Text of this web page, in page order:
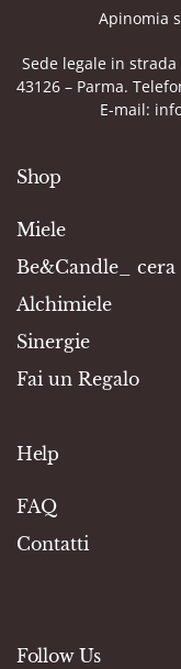
Apinomia
Sede legale in strada
43126 – Parma.
E-mail:
Shop
Miele
Be&Candle_ cera
Alchimiele
Sinergie
Fai un Regalo
Help
FAQ
Contatti
Follow Us